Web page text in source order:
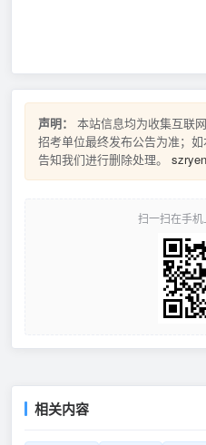
声明：
本站信息均为收集互联
招考单位最终发布公告为准；
告知我们进行删除处理。
扫一扫在手
相关内容